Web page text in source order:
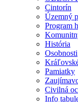
Cintorín
Územný
Program
História
Osobnosti
Pamiatky
Civilná
Info